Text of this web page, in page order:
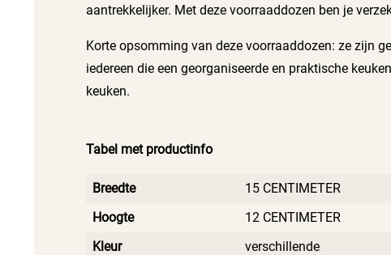
aantrekkelijker. Met deze voorraaddozen ben je
Korte opsomming van deze voorraaddozen: ze zijn
iedereen die een georganiseerde en praktische
keuken.
Tabel met productinfo
Breedte
15 CENTIMETER
Hoogte
12 CENTIMETER
Kleur
verschillende